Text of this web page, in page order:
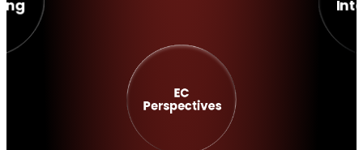
EC
Perspectives